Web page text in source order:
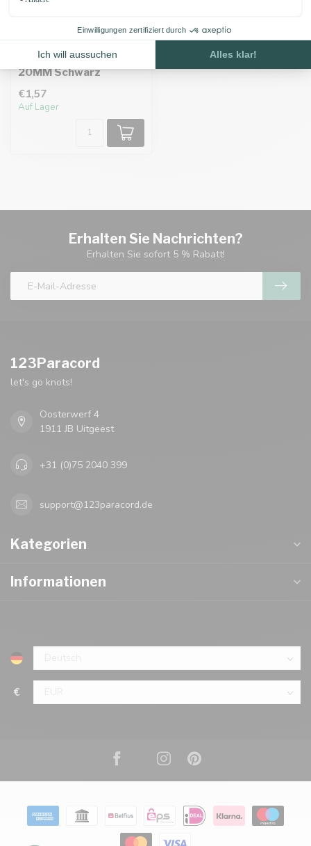
Doppelsteg-Schnalle
20MM Schwarz
€1,57
Auf Lager
Erhalten Sie Nachrichten?
Erhalten Sie sofort 5 % Rabatt!
123Paracord
let's go knots!
Oosterwerf 4
1911 JB Uitgeest
+31 (0)75 2040 399
support@123paracord.de
Kategorien
Informationen
€